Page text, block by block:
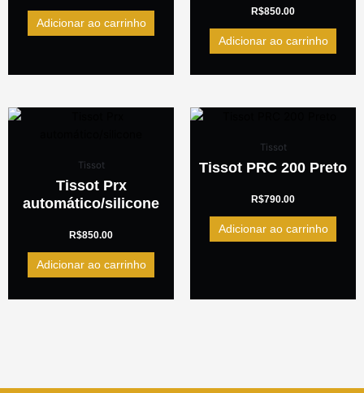
Adicionar ao carrinho
R$850.00
Adicionar ao carrinho
Tissot
Tissot Prx
automático/silicone
R$850.00
Adicionar ao carrinho
Tissot
Tissot PRC 200 Preto
R$790.00
Adicionar ao carrinho